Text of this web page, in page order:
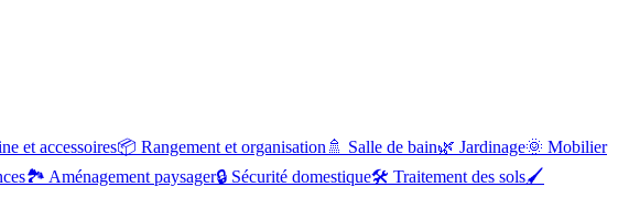
et accessoires📦 Rangement et organisation 🚿 Salle de bain🌿 Jardinage🌞 Mobilier
🏞️ Aménagement paysager🔒 Sécurité domestique🛠 Traitement des sols🖌️